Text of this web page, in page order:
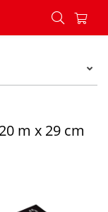
20 m x 29 cm -
m x 29 cm